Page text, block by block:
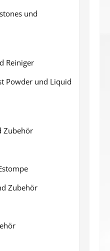
und
Reiniger
Powder und Liquid
Zubehör
Zubehör